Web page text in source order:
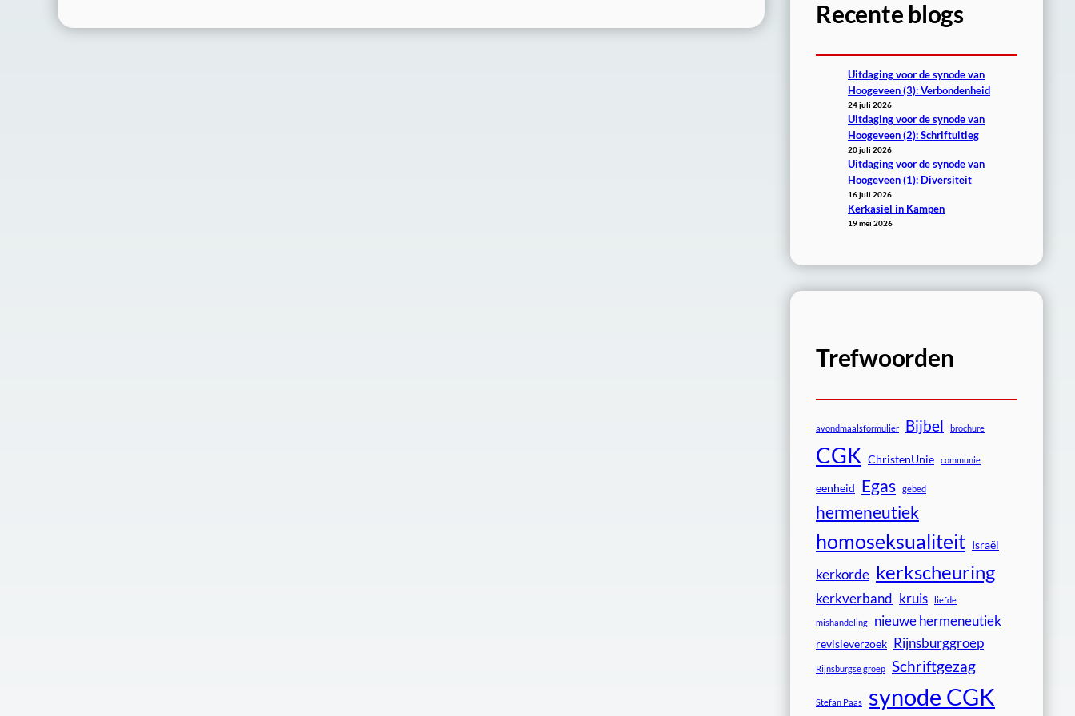
Recente blogs
Uitdaging voor de synode van
Hoogeveen (3): Verbondenheid
24 juli 2026
Uitdaging voor de synode van
Hoogeveen (2): Schriftuitleg
20 juli 2026
Uitdaging voor de synode van
Hoogeveen (1): Diversiteit
16 juli 2026
Kerkasiel in Kampen
19 mei 2026
Trefwoorden
avondmaalsformulier Bijbel brochure
CGK ChristenUnie communie
eenheid Egas gebed
hermeneutiek
homoseksualiteit Israël
kerkorde kerkscheuring
kerkverband kruis liefde
mishandeling nieuwe hermeneutiek
revisieverzoek Rijnsburggroep
Rijnsburgse groep Schriftgezag
Stefan Paas synode CGK